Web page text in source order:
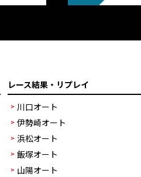
レース結果・リプレイ
川口オート
伊勢崎オート
浜松オート
飯塚オート
山陽オート